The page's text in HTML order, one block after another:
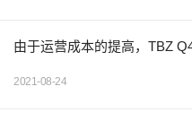
由于运营成本的提高，TBZ
2021-08-24